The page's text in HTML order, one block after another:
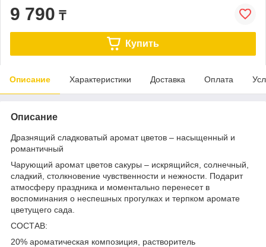
9 790 ₸
Купить
Описание Характеристики Доставка Оплата
Описание
Дразнящий сладковатый аромат цветов – насыщенный и
романтичный
Чарующий аромат цветов сакуры – искрящийся, солнечный,
сладкий, столкновение чувственности и нежности. Подарит
атмосферу праздника и моментально перенесет в
воспоминания о неспешных прогулках и терпком аромате
цветущего сада.
СОСТАВ:
20% ароматическая композиция, растворитель